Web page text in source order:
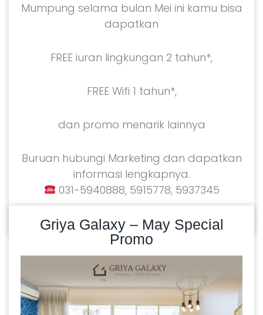
Mumpung selama bulan Mei ini kamu bisa
dapatkan
FREE iuran lingkungan 2 tahun*,
FREE Wifi 1 tahun*,
dan promo menarik lainnya
Buruan hubungi Marketing dan dapatkan
informasi lengkapnya.
031-5940888, 5915778, 5937345
Griya Galaxy – May Special
Promo